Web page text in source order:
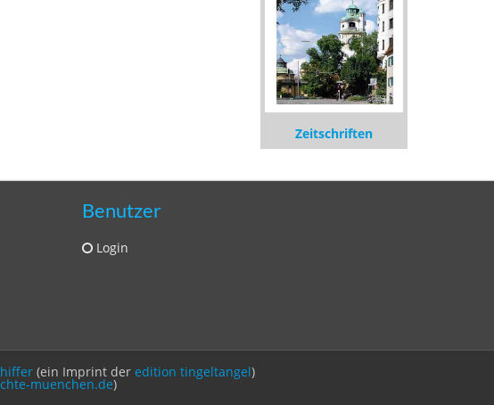
Zeitschriften
Benutzer
Login
(ein Imprint der edition tingeltangel)
muenchen.de)